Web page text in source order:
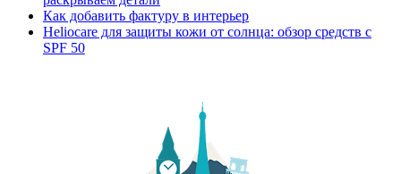
Как добавить фактуру в интерьер
Heliocare для защиты кожи от солнца: обзор средств с
SPF 50